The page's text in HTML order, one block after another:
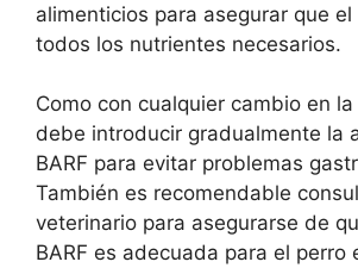
alimenticios para asegurar que
todos los nutrientes necesarios.
Como con cualquier cambio en
debe introducir gradualmente la
BARF para evitar problemas
También es recomendable
veterinario para asegurarse de
BARF es adecuada para el perro